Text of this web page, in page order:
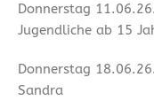
Donnerstag
Jugendliche ab 15
Donnerstag
Sandra